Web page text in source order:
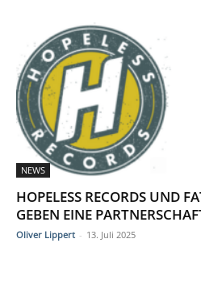
NEWS
HOPELESS RECORDS UND
GEBEN EINE
Oliver Lippert - 13. Juli 2025